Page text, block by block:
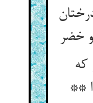
و خضر
که
**